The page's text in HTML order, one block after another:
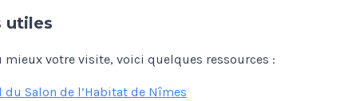
utiles
mieux votre visite, voici quelques ressources :
Salon de l’Habitat de Nîmes